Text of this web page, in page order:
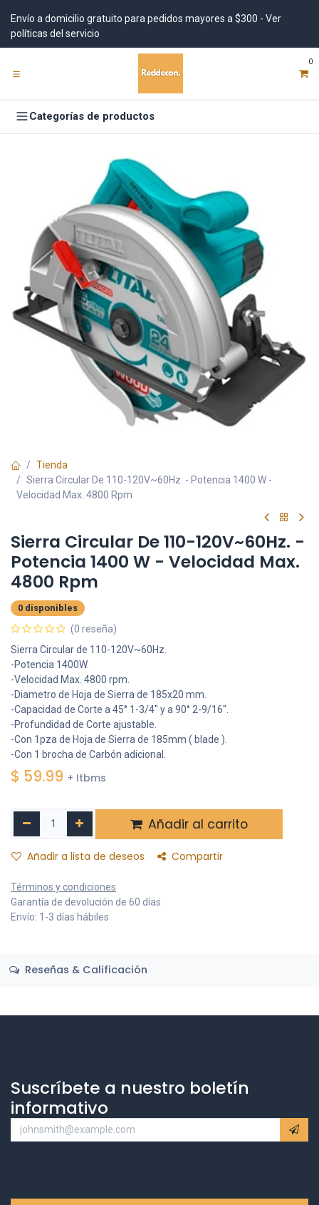
Envío a domicilio gratuito para pedidos mayores a $300 - Ver
políticas del servicio
0
Categorías de productos
Tienda
Sierra Circular De 110-120V~60Hz. - Potencia 1400 W -
Velocidad Max. 4800 Rpm
Sierra Circular De 110-120V~60Hz. -
Potencia 1400 W - Velocidad Max.
4800 Rpm
0 disponibles
(0 reseña)
Sierra Circular de 110-120V~60Hz.
-Potencia 1400W.
-Velocidad Max. 4800 rpm.
-Diametro de Hoja de Sierra de 185x20 mm.
-Capacidad de Corte a 45° 1-3/4'' y a 90° 2-9/16''.
-Profundidad de Corte ajustable.
-Con 1pza de Hoja de Sierra de 185mm ( blade ).
-Con 1 brocha de Carbón adicional.
$ 59.99 + Itbms
Añadir al carrito
Añadir a lista de deseos Compartir
Términos y condiciones
Garantía de devolución de 60 días
Envío: 1-3 días hábiles
Reseñas & Calificación
Suscríbete a nuestro boletín
informativo